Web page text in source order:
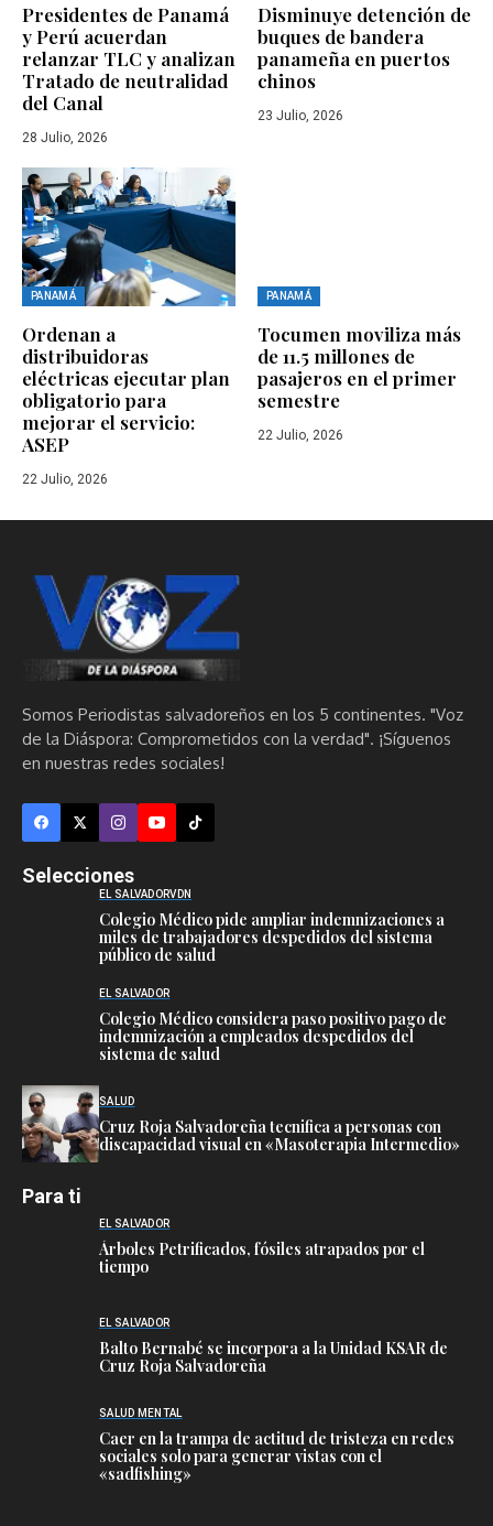
Presidentes de Panamá
y Perú acuerdan
relanzar TLC y analizan
Tratado de neutralidad
del Canal
28 Julio, 2026
Disminuye detención de
buques de bandera
panameña en puertos
chinos
23 Julio, 2026
PANAMÁ
Ordenan a
distribuidoras
eléctricas ejecutar plan
obligatorio para
mejorar el servicio:
ASEP
22 Julio, 2026
PANAMÁ
Tocumen moviliza más
de 11.5 millones de
pasajeros en el primer
semestre
22 Julio, 2026
Somos Periodistas salvadoreños en los 5 continentes. "Voz
de la Diáspora: Comprometidos con la verdad". ¡Síguenos
en nuestras redes sociales!
Selecciones
EL SALVADORVDN
Colegio Médico pide ampliar indemnizaciones a
miles de trabajadores despedidos del sistema
público de salud
EL SALVADOR
Colegio Médico considera paso positivo pago de
indemnización a empleados despedidos del
sistema de salud
SALUD
Cruz Roja Salvadoreña tecnifica a personas con
discapacidad visual en «Masoterapia Intermedio»
Para ti
EL SALVADOR
Árboles Petrificados, fósiles atrapados por el
tiempo
EL SALVADOR
Balto Bernabé se incorpora a la Unidad KSAR de
Cruz Roja Salvadoreña
SALUD MENTAL
Caer en la trampa de actitud de tristeza en redes
sociales solo para generar vistas con el
«sadfishing»